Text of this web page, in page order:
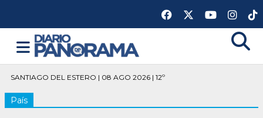
SANTIAGO DEL ESTERO | 08 AGO 2026 | 12º
País